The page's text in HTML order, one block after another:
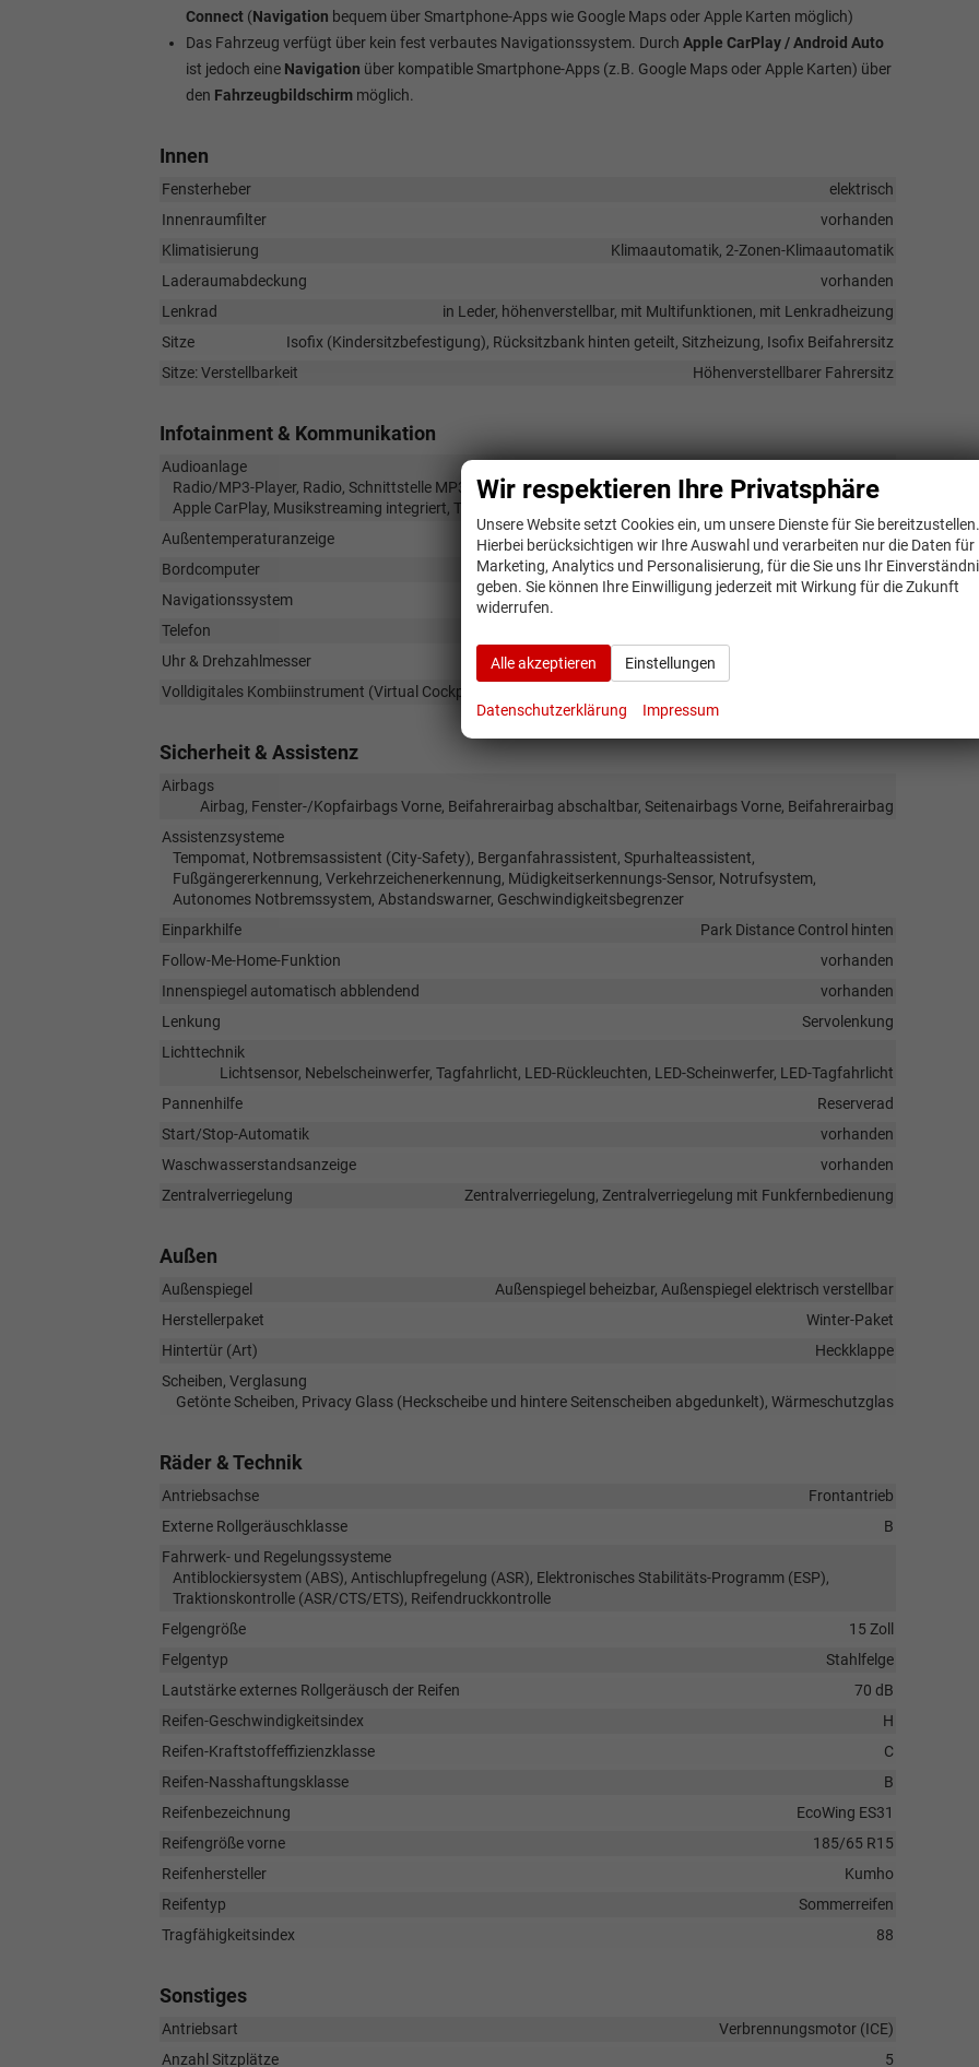
Connect (Navigation bequem über Smartphone-Apps wie Google Maps oder Apple Karten möglich)
Das Fahrzeug verfügt über kein fest verbautes Navigationssystem. Durch Apple CarPlay / Android Auto
ist jedoch eine Navigation über kompatible Smartphone-Apps (z.B. Google Maps oder Apple Karten) über
den Fahrzeugbildschirm möglich.
Innen
Fensterheber
elektrisch
Innenraumfilter
vorhanden
Klimatisierung
Klimaautomatik, 2-Zonen-Klimaautomatik
Laderaumabdeckung
vorhanden
Lenkrad
in Leder, höhenverstellbar, mit Multifunktionen, mit Lenkradheizung
Sitze
Isofix (Kindersitzbefestigung), Rücksitzbank hinten geteilt, Sitzheizung, Isofix Beifahrersitz
Sitze: Verstellbarkeit
Höhenverstellbarer Fahrersitz
Infotainment & Kommunikation
Audioanlage
Radio/MP3-Player, Radio, Schnittstelle MP3, Schnittstelle USB, Digitalradio DAB, Farbdisplay, Android Auto,
Apple CarPlay, Musikstreaming integriert, Touchscreen
Außentemperaturanzeige
vorhanden
Bordcomputer
vorhanden
Navigationssystem
Navigation
Telefon
Uhr & Drehzahlmesser
Volldigitales Kombiinstrument (Virtual Cockpit)
Sicherheit & Assistenz
Airbags
Airbag, Fenster-/Kopfairbags Vorne, Beifahrerairbag abschaltbar, Seitenairbags Vorne, Beifahrerairbag
Assistenzsysteme
Tempomat, Notbremsassistent (City-Safety), Berganfahrassistent, Spurhalteassistent,
Fußgängererkennung, Verkehrzeichenerkennung, Müdigkeitserkennungs-Sensor, Notrufsystem,
Autonomes Notbremssystem, Abstandswarner, Geschwindigkeitsbegrenzer
Einparkhilfe
Park Distance Control hinten
Follow-Me-Home-Funktion
vorhanden
Innenspiegel automatisch abblendend
vorhanden
Lenkung
Servolenkung
Lichttechnik
Lichtsensor, Nebelscheinwerfer, Tagfahrlicht, LED-Rückleuchten, LED-Scheinwerfer, LED-Tagfahrlicht
Pannenhilfe
Reserverad
Start/Stop-Automatik
vorhanden
Waschwasserstandsanzeige
vorhanden
Zentralverriegelung
Zentralverriegelung, Zentralverriegelung mit Funkfernbedienung
Außen
Außenspiegel
Außenspiegel beheizbar, Außenspiegel elektrisch verstellbar
Herstellerpaket
Winter-Paket
Hintertür (Art)
Heckklappe
Scheiben, Verglasung
Getönte Scheiben, Privacy Glass (Heckscheibe und hintere Seitenscheiben abgedunkelt), Wärmeschutzglas
Räder & Technik
Antriebsachse
Frontantrieb
Externe Rollgeräuschklasse
B
Fahrwerk- und Regelungssysteme
Antiblockiersystem (ABS), Antischlupfregelung (ASR), Elektronisches Stabilitäts-Programm (ESP),
Traktionskontrolle (ASR/CTS/ETS), Reifendruckkontrolle
Felgengröße
15 Zoll
Felgentyp
Stahlfelge
Lautstärke externes Rollgeräusch der Reifen
70 dB
Reifen-Geschwindigkeitsindex
H
Reifen-Kraftstoffeffizienzklasse
C
Reifen-Nasshaftungsklasse
B
Reifenbezeichnung
EcoWing ES31
Reifengröße vorne
185/65 R15
Reifenhersteller
Kumho
Reifentyp
Sommerreifen
Tragfähigkeitsindex
88
Sonstiges
Antriebsart
Verbrennungsmotor (ICE)
Anzahl Sitzplätze
5
Wir respektieren Ihre Privatsphäre
Unsere Website setzt Cookies ein, um unsere Dienste für Sie bereitzustellen.
Hierbei berücksichtigen wir Ihre Auswahl und verarbeiten nur die Daten für
Marketing, Analytics und Personalisierung, für die Sie uns Ihr
geben. Sie können Ihre Einwilligung jederzeit mit Wirkung für die Zukunft
widerrufen.
Alle akzeptieren Einstellungen
Datenschutzerklärung Impressum